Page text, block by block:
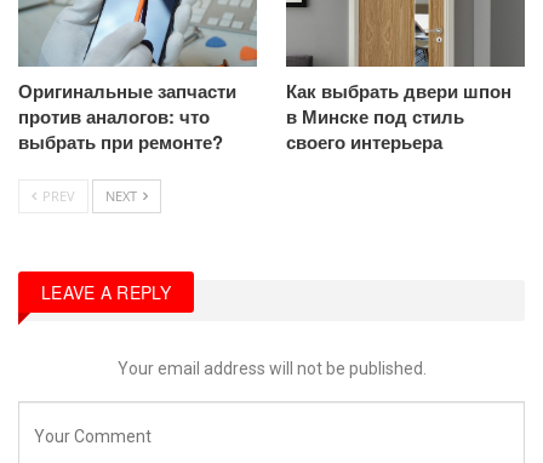
Оригинальные запчасти
против аналогов: что
выбрать при ремонте?
Как выбрать двери шпон
в Минске под стиль
своего интерьера
PREV NEXT
LEAVE A REPLY
Your email address will not be published.